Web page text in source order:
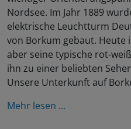
Nordsee. Im Jahr 1889
elektrische Leuchtturm
von Borkum gebaut.
aber seine typische rot-
ihn zu einer beliebten
Unsere Unterkunft auf
Mehr lesen ...